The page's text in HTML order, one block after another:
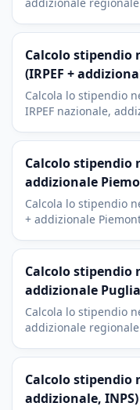
Calcolo stipendio
(IRPEF +
Calcola lo stipendio
IRPEF nazionale,
Bologna, Modena.
Calcolo stipendio
addizionale
Calcola lo stipendio
+ addizionale
Calcolo stipendio
addizionale Puglia
Calcola lo stipendio
addizionale regionale
Calcolo stipendio
addizionale, INPS)